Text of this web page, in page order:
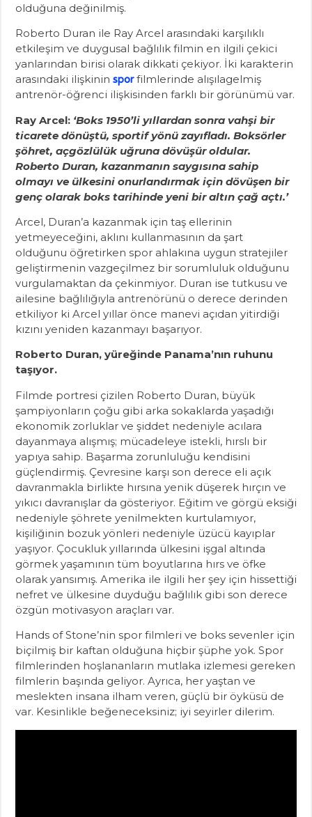
olduğuna değinilmiş.
Roberto Duran ile Ray Arcel arasındaki karşılıklı
etkileşim ve duygusal bağlılık filmin en ilgili çekici
yanlarından birisi olarak dikkati çekiyor. İki karakterin
arasındaki ilişkinin sporfilmlerinde alışılagelmiş
antrenör-öğrenci ilişkisinden farklı bir görünümü var.
Ray Arcel: ‘Boks 1950’li yıllardan sonra vahşi bir
ticarete dönüştü, sportif yönü zayıfladı. Boksörler
şöhret, açgözlülük uğruna dövüşür oldular.
Roberto Duran, kazanmanın saygısına sahip
olmayı ve ülkesini onurlandırmak için dövüşen bir
genç olarak boks tarihinde yeni bir altın çağ açtı.’
Arcel, Duran’a kazanmak için taş ellerinin
yetmeyeceğini, aklını kullanmasının da şart
olduğunu öğretirken spor ahlakına uygun stratejiler
geliştirmenin vazgeçilmez bir sorumluluk olduğunu
vurgulamaktan da çekinmiyor. Duran ise tutkusu ve
ailesine bağlılığıyla antrenörünü o derece derinden
etkiliyor ki Arcel yıllar önce manevi açıdan yitirdiği
kızını yeniden kazanmayı başarıyor.
Roberto Duran, yüreğinde Panama’nın ruhunu
taşıyor.
Filmde portresi çizilen Roberto Duran, büyük
şampiyonların çoğu gibi arka sokaklarda yaşadığı
ekonomik zorluklar ve şiddet nedeniyle acılara
dayanmaya alışmış; mücadeleye istekli, hırslı bir
yapıya sahip. Başarma zorunluluğu kendisini
güçlendirmiş. Çevresine karşı son derece eli açık
davranmakla birlikte hırsına yenik düşerek hırçın ve
yıkıcı davranışlar da gösteriyor. Eğitim ve görgü eksiği
nedeniyle şöhrete yenilmekten kurtulamıyor,
kişiliğinin bozuk yönleri nedeniyle üzücü kayıplar
yaşıyor. Çocukluk yıllarında ülkesini işgal altında
görmek yaşamının tüm boyutlarına hırs ve öfke
olarak yansımış. Amerika ile ilgili her şey için hissettiği
nefret ve ülkesine duyduğu bağlılık gibi son derece
özgün motivasyon araçları var.
Hands of Stone’nin spor filmleri ve boks sevenler için
biçilmiş bir kaftan olduğuna hiçbir şüphe yok. Spor
filmlerinden hoşlananların mutlaka izlemesi gereken
filmlerin başında geliyor. Ayrıca, her yaştan ve
meslekten insana ilham veren, güçlü bir öyküsü de
var. Kesinlikle beğeneceksiniz; iyi seyirler dilerim.